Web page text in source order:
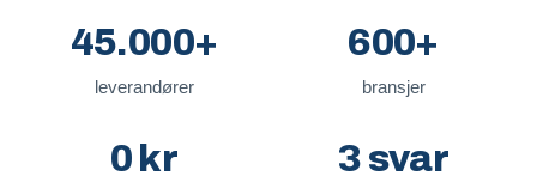
45.000+
leverandører
600+
bransjer
0 kr 3 svar